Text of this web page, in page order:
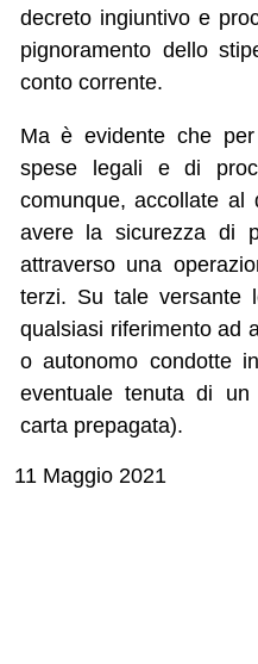
decreto ingiuntivo e
pignoramento dello
conto corrente.
Ma è evidente che
spese legali e di
comunque, accollate al
avere la sicurezza di
attraverso una
terzi. Su tale versante
qualsiasi riferimento ad
o autonomo condotte
eventuale tenuta di
carta prepagata).
11 Maggio 2021